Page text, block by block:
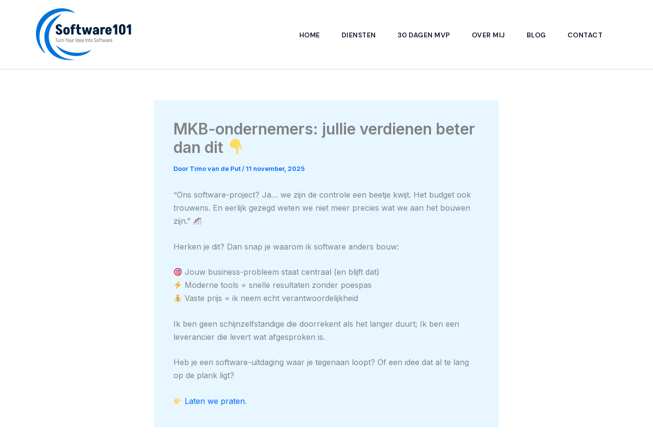
HOME DIENSTEN 30 DAGEN MVP OVER MIJ BLOG CONTACT
MKB-ondernemers: jullie verdienen beter
dan dit
Door Timo van de Put /11 november, 2025
“Ons software-project? Ja… we zijn de controle een beetje kwijt. Het budget ook
trouwens. En eerlijk gezegd weten we niet meer precies wat we aan het bouwen
zijn.”
Herken je dit? Dan snap je waarom ik software anders bouw:
Jouw business-probleem staat centraal (en blijft dat)
Moderne tools = snelle resultaten zonder poespas
Vaste prijs = ik neem echt verantwoordelijkheid
Ik ben geen schijnzelfstandige die doorrekent als het langer duurt; Ik ben een
leverancier die levert wat afgesproken is.
Heb je een software-uitdaging waar je tegenaan loopt? Of een idee dat al te lang
op de plank ligt?
Laten we praten.